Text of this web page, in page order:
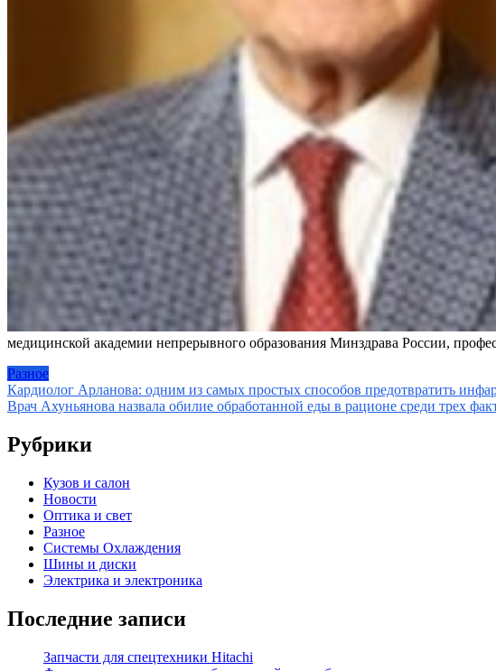
медицинской академии непрерывного образования Минздрава России,
Разное
Навигация
по
записям
Кардиолог Арланова: одним из самых простых способов предотвратить
Врач Ахуньянова назвала обилие обработанной еды в рационе среди трех
Рубрики
Кузов и салон
Новости
Оптика и свет
Разное
Системы Охлаждения
Шины и диски
Электрика и электроника
Последние записи
Запчасти для спецтехники Hitachi